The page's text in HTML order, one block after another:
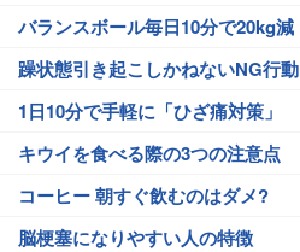
バランスボール毎日10分で20kg減
躁状態引き起こしかねないNG行動
1日10分で手軽に「ひざ痛対策」
キウイを食べる際の3つの注意点
コーヒー 朝すぐ飲むのはダメ?
脳梗塞になりやすい人の特徴